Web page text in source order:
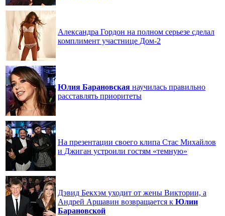
Александра Гордон на полном серьезе сделал
комплимент участнице Дом-2
Юлия Барановская научилась правильно
расставлять приоритеты
На презентации своего клипа Стас Михайлов
и Джиган устроили гостям «темную»
Дэвид Бекхэм уходит от жены Виктории, а
Андрей Аршавин возвращается к Юлии
Барановской